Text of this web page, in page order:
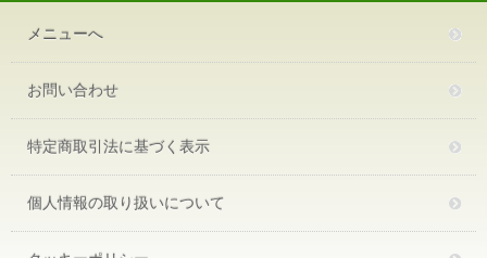
メニューへ
お問い合わせ
特定商取引法に基づく表示
個人情報の取り扱いについて